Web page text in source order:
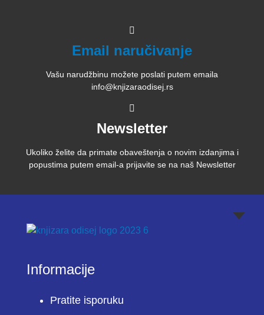
Email naručivanje
Vašu narudžbinu možete poslati putem emaila
info@knjizaraodisej.rs
Newsletter
Ukoliko želite da primate obaveštenja o novim izdanjima i
popustima putem email-a prijavite se na naš Newsletter
Informacije
Pratite isporuku